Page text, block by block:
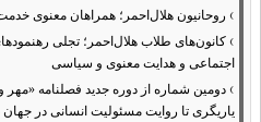
› روحانیون هلال‌احمر؛ همراهان معنوی
› کانون‌های طلاب هلال‌احمر؛ تجلی
اجتماعی و هدایت معنوی و سیاسی
› دومین شماره از دوره جدید فصلنامه «مهر
یاریگری تا روایت مسئولیت انسانی در